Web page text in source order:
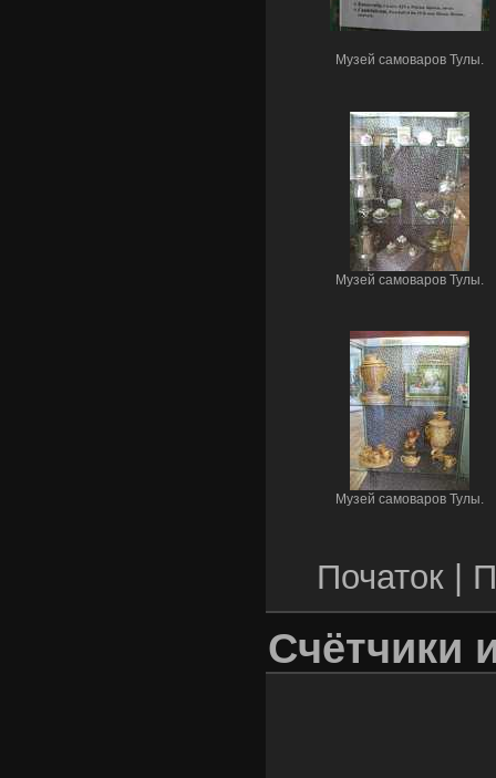
Музей самоваров Тулы.
Музей самоваров Тулы.
Музей самоваров Тулы.
Початок |
Счётчики